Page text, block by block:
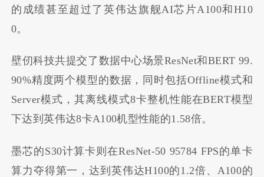
的成绩甚至超过了英伟达旗舰AI芯片A100和H10
0。
壁仞科技共提交了数据中心场景ResNet和BERT 99.
90%精度两个模型的数据，同时包括Offline模式和
Server模式，其离线模式8卡整机性能在BERT模型
下达到英伟达8卡A100机型性能的1.58倍。
墨芯的S30计算卡则在ResNet-50 95784 FPS的单卡
算力夺得第一，达到英伟达H100的1.2倍、A100的